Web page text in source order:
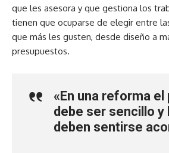
que les asesora y que gestiona los
tienen que ocuparse de elegir entre
que más les gusten, desde diseño a
presupuestos.
«En una reforma
debe ser sencillo
deben sentirse